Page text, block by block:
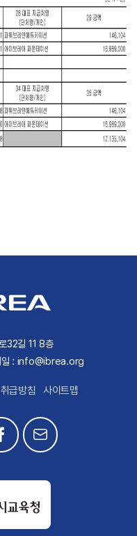
32길 11 8층
일 : info@ibrea.org
급방침 사이트맵